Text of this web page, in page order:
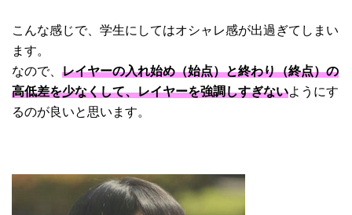
こんな感じで、学生にしてはオシャレ感が出過ぎてしまい
ます。
なので、 レイヤーの入れ始め（始点）と終わり（終点）の
高低差を少なくして、レイヤーを強調しすぎないようにす
るのが良いと思います。